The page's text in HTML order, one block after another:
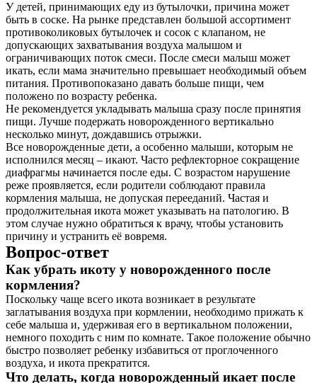
У детей, принимающих еду из бутылочки, причина может
быть в соске. На рынке представлен большой ассортимент
противоколиковых бутылочек и сосок с клапаном, не
допускающих захватывания воздуха малышом и
ограничивающих поток смеси. После смеси малыш может
икать, если мама значительно превышает необходимый объем
питания. Противопоказано давать больше пищи, чем
положено по возрасту ребенка.
Не рекомендуется укладывать малыша сразу после принятия
пищи. Лучше подержать новорожденного вертикально
несколько минут, дождавшись отрыжки.
Все новорожденные дети, а особенно малыши, которым не
исполнился месяц – икают. Часто рефлекторное сокращение
диафрагмы начинается после еды. С возрастом нарушение
реже проявляется, если родители соблюдают правила
кормления малыша, не допуская перееданий. Частая и
продолжительная икота может указывать на патологию. В
этом случае нужно обратиться к врачу, чтобы установить
причину и устранить её вовремя.
Вопрос-ответ
Как убрать икоту у новорожденного после
кормления?
Поскольку чаще всего икота возникает в результате
заглатывания воздуха при кормлении, необходимо прижать к
себе малыша и, удерживая его в вертикальном положении,
немного походить с ним по комнате. Такое положение обычно
быстро позволяет ребенку избавиться от проглоченного
воздуха, и икота прекратится.
Что делать, когда новорожденный икает после